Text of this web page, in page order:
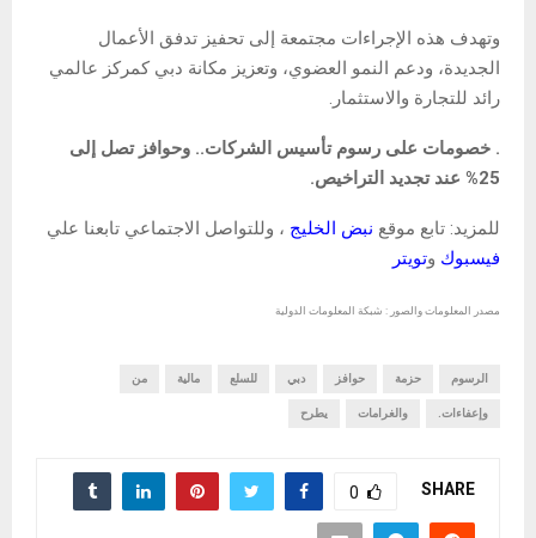
وتهدف هذه الإجراءات مجتمعة إلى تحفيز تدفق الأعمال
الجديدة، ودعم النمو العضوي، وتعزيز مكانة دبي كمركز عالمي
رائد للتجارة والاستثمار.
. خصومات على رسوم تأسيس الشركات.. وحوافز تصل إلى
25% عند تجديد التراخيص.
للمزيد: تابع موقع نبض الخليج ، وللتواصل الاجتماعي تابعنا علي
فيسبوك وتويتر
مصدر المعلومات والصور : شبكة المعلومات الدولية
الرسوم حزمة حوافز دبي للسلع مالية من
وإعفاءات. والغرامات يطرح
SHARE
0